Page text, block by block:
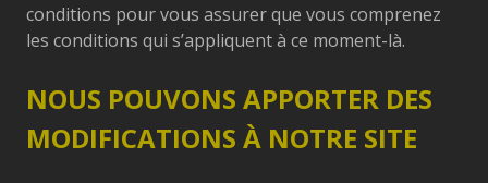
conditions pour vous assurer que vous comprenez
les conditions qui s’appliquent à ce moment-là.
NOUS POUVONS APPORTER DES
MODIFICATIONS À NOTRE SITE